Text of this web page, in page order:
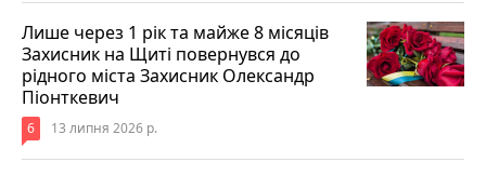
Лише через 1 рік та майже 8 місяців
Захисник на Щиті повернувся до
рідного міста Захисник Олександр
Піонткевич
6 13 липня 2026 р.